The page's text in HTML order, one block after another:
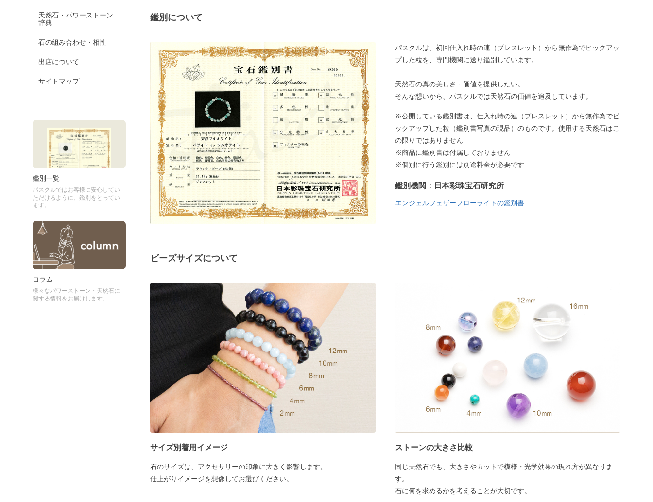
天然石・パワーストーン
辞典
石の組み合わせ・相性
出店について
サイトマップ
鑑別一覧
パスクルではお客様に安心してい
ただけるように、鑑別をとってい
ます。
コラム
様々なパワーストーン・天然石に
関する情報をお届けします。
鑑別について
パスクルは、初回仕入れ時の連（ブレスレット）から無作為でピックアッ
プした粒を、専門機関に送り鑑別しています。
天然石の真の美しさ・価値を提供したい。
そんな想いから、パスクルでは天然石の価値を追及しています。
※公開している鑑別書は、仕入れ時の連（ブレスレット）から無作為でピ
ックアップした粒（鑑別書写真の現品）のものです。使用する天然石はこ
の限りではありません
※商品に鑑別書は付属しておりません
※個別に行う鑑別には別途料金が必要です
鑑別機関：日本彩珠宝石研究所
エンジェルフェザーフローライトの鑑別書
ビーズサイズについて
サイズ別着用イメージ
石のサイズは、アクセサリーの印象に大きく影響します。
仕上がりイメージを想像してお選びください。
ストーンの大きさ比較
同じ天然石でも、大きさやカットで模様・光学効果の現れ方が異なりま
す。
石に何を求めるかを考えることが大切です。